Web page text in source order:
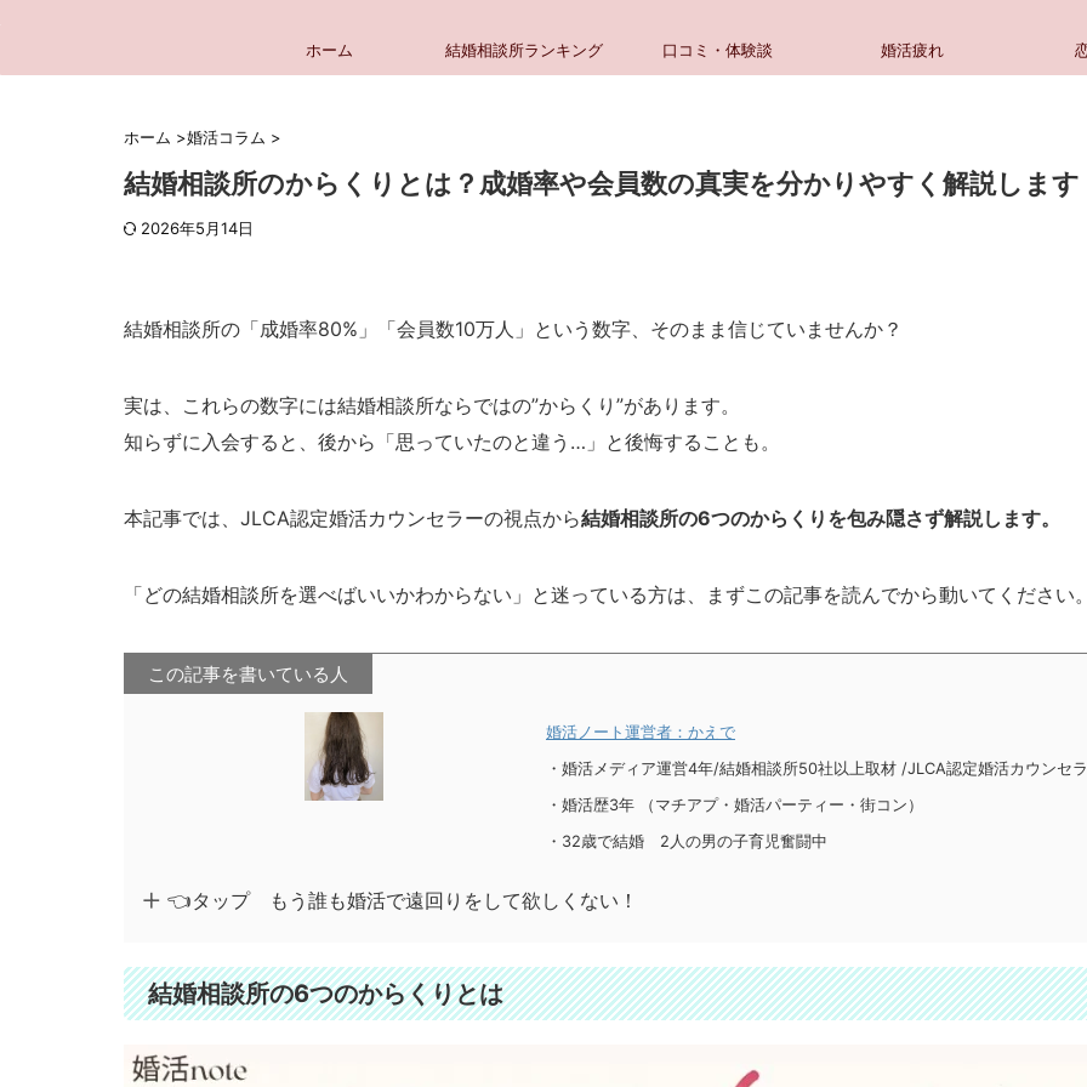
ホーム 結婚相談所ランキング 口コミ・体験談 婚活疲れ
ホーム >婚活コラム >
結婚相談所のからくりとは？成婚率や会員数の真実を分かりやすく解説します
2026年5月14日
結婚相談所の「成婚率80%」「会員数10万人」という数字、そのまま信じていませんか？
実は、これらの数字には結婚相談所ならではの”からくり”があります。
知らずに入会すると、後から「思っていたのと違う…」と後悔することも。
本記事では、JLCA認定婚活カウンセラーの視点から結婚相談所の6つのからくりを包み隠さず解説します。
「どの結婚相談所を選べばいいかわからない」と迷っている方は、まずこの記事を読んでから動いてください。
この記事を書いている人
婚活ノート運営者：かえで
・婚活メディア運営4年/結婚相談所50社以上取材 /JLCA認定婚活カウンセ
・婚活歴3年 （マチアプ・婚活パーティー・街コン）
・32歳で結婚 2人の男の子育児奮闘中
👈タップ もう誰も婚活で遠回りをして欲しくない！
結婚相談所の6つのからくりとは